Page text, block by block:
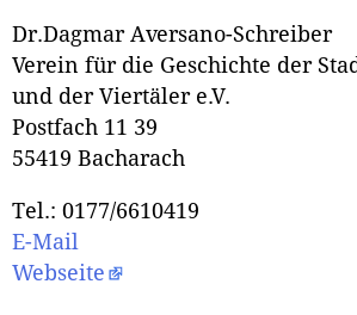
Dr.Dagmar Aversano-Schreiber
Verein für die Geschichte der
und der Viertäler e.V.
Postfach 11 39
55419 Bacharach
Tel.: 0177/6610419
E-Mail
Webseite